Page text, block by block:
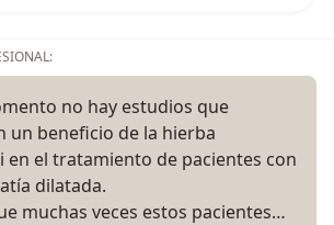
no hay estudios que
un beneficio de la hierba
en el tratamiento de pacientes con
dilatada.
muchas veces estos pacientes…